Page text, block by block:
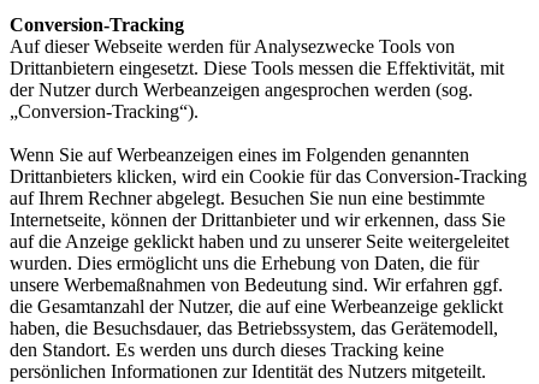
Conversion-Tracking
Auf dieser Webseite werden für Analysezwecke Tools von
Drittanbietern eingesetzt. Diese Tools messen die Effektivität, mit
der Nutzer durch Werbeanzeigen angesprochen werden (sog.
„Conversion-Tracking“).
Wenn Sie auf Werbeanzeigen eines im Folgenden genannten
Drittanbieters klicken, wird ein Cookie für das Conversion-Tracking
auf Ihrem Rechner abgelegt. Besuchen Sie nun eine bestimmte
Internetseite, können der Drittanbieter und wir erkennen, dass Sie
auf die Anzeige geklickt haben und zu unserer Seite weitergeleitet
wurden. Dies ermöglicht uns die Erhebung von Daten, die für
unsere Werbemaßnahmen von Bedeutung sind. Wir erfahren ggf.
die Gesamtanzahl der Nutzer, die auf eine Werbeanzeige geklickt
haben, die Besuchsdauer, das Betriebssystem, das Gerätemodell,
den Standort. Es werden uns durch dieses Tracking keine
persönlichen Informationen zur Identität des Nutzers mitgeteilt.